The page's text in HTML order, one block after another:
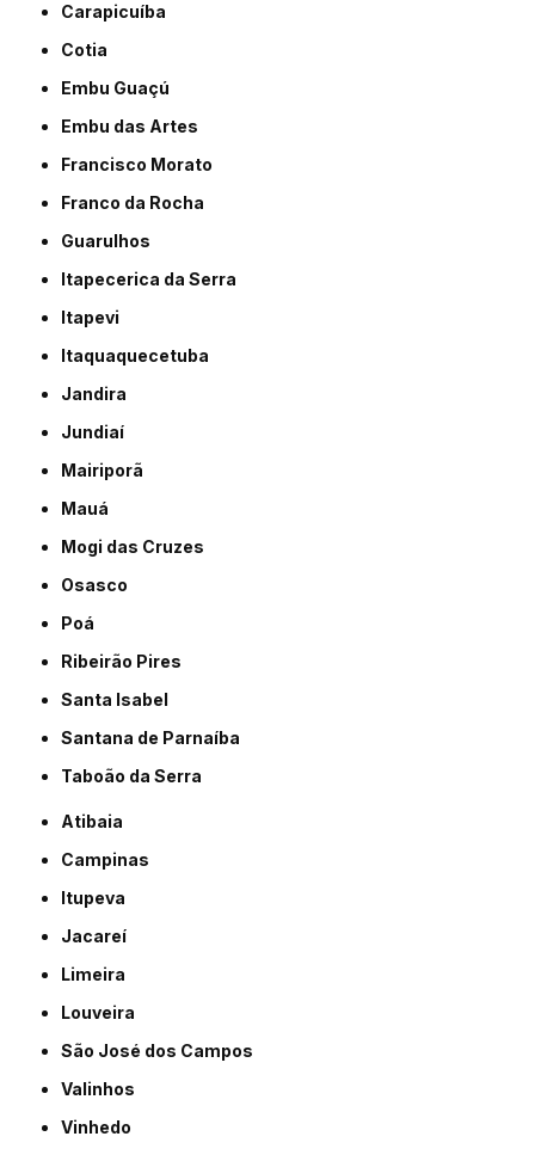
Carapicuíba
Cotia
Embu Guaçú
Embu das Artes
Francisco Morato
Franco da Rocha
Guarulhos
Itapecerica da Serra
Itapevi
Itaquaquecetuba
Jandira
Jundiaí
Mairiporã
Mauá
Mogi das Cruzes
Osasco
Poá
Ribeirão Pires
Santa Isabel
Santana de Parnaíba
Taboão da Serra
Atibaia
Campinas
Itupeva
Jacareí
Limeira
Louveira
São José dos Campos
Valinhos
Vinhedo